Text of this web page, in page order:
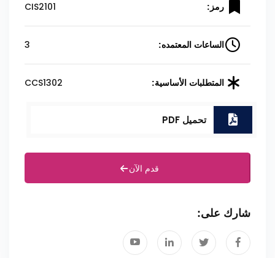
رمز: CIS2101
الساعات المعتمده: 3
المتطلبات الأساسية: CCS1302
تحميل PDF
قدم الآن
شارك على: